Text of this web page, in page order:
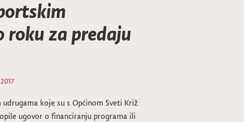
roku za predaju
udrugama koje su s Općinom Sveti Križ
ugovor o financiranju programa ili